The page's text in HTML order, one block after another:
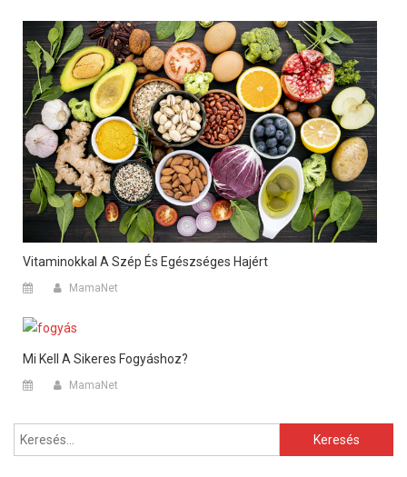
Vitaminokkal A Szép És Egészséges Hajért
MamaNet
Mi Kell A Sikeres Fogyáshoz?
MamaNet
Keresés: